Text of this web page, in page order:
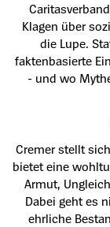
Klagen über
die Lupe.
faktenbasierte
- und wo
Cremer stellt
bietet eine
Armut,
Dabei geht es
ehrliche